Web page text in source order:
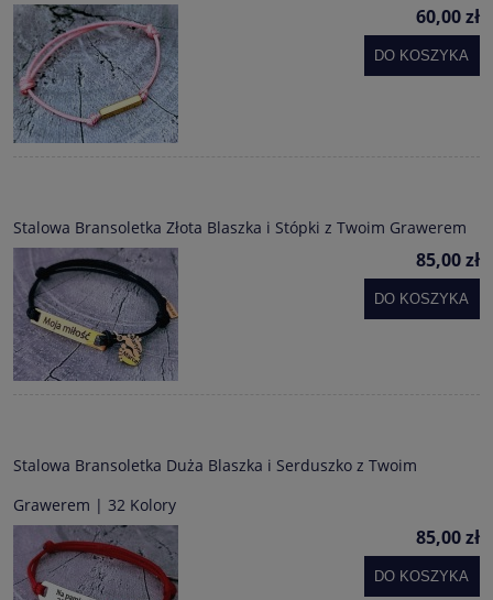
60,00 zł
DO KOSZYKA
Stalowa Bransoletka Złota Blaszka i Stópki z Twoim Grawerem
85,00 zł
DO KOSZYKA
Stalowa Bransoletka Duża Blaszka i Serduszko z Twoim
Grawerem | 32 Kolory
85,00 zł
DO KOSZYKA